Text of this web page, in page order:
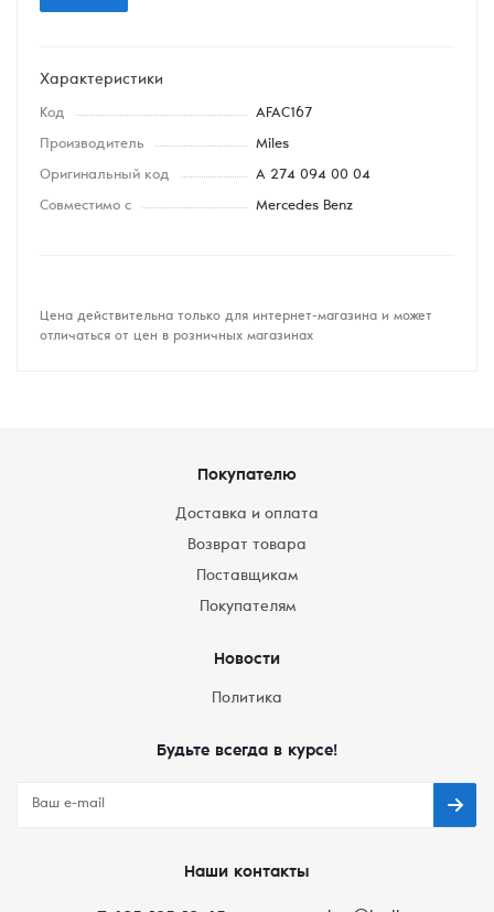
Характеристики
Код AFAC167
Производитель Miles
Оригинальный код A 274 094 00 04
Совместимо с Mercedes Benz
Цена действительна только для интернет-магазина и может
отличаться от цен в розничных магазинах
Покупателю
Доставка и оплата
Возврат товара
Поставщикам
Покупателям
Новости
Политика
Будьте всегда в курсе!
Наши контакты